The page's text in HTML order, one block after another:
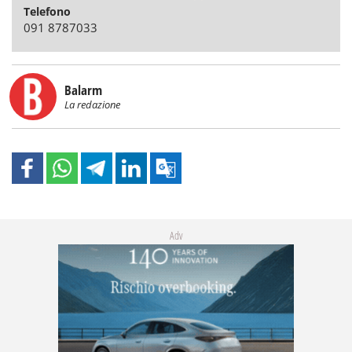
Telefono
091 8787033
Balarm
La redazione
Adv